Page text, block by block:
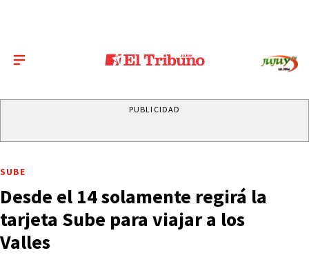
PUBLICIDAD
SUBE
Desde el 14 solamente regirá la
tarjeta Sube para viajar a los
Valles